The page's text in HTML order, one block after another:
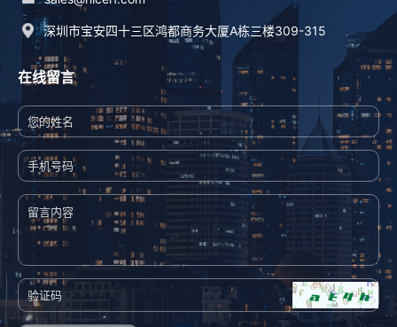
深圳市宝安四十三区鸿都商务大厦A栋三楼309-315
在线留言